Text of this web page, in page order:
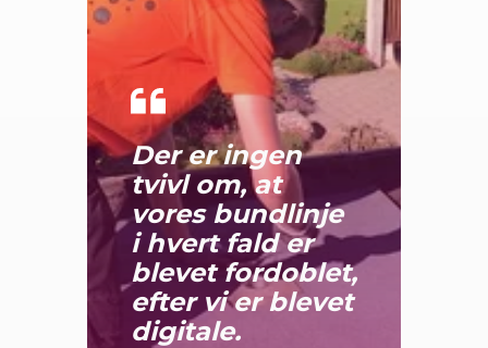
Der er ingen
tvivl om, at
vores bundlinje
i hvert fald er
blevet fordoblet,
efter vi er blevet
digitale.